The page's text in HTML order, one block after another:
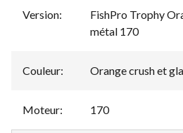
Version:
FishPro Trophy
métal 170
Couleur: Orange crush et
Moteur: 170